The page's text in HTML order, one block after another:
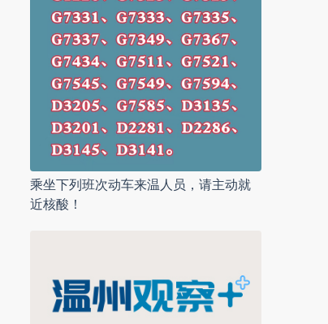
乘坐下列班次动车来温人员，请主动就
近核酸！